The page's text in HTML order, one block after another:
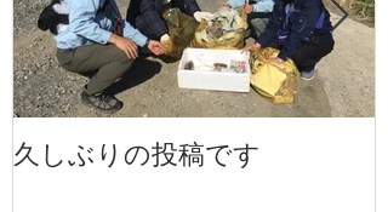
久しぶりの投稿です